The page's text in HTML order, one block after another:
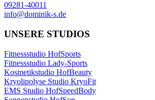
09281-40011
info@dominik-s.de
UNSERE STUDIOS
Fitnessstudio HofSports
Fitnessstudio Lady-Sports
Kosmetikstudio HofBeauty
Kryolipolyse Studio KryoFit
EMS Studio HofSpeedBody